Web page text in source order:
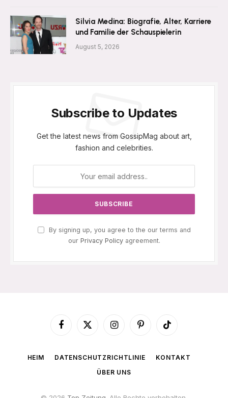
Silvia Medina: Biografie, Alter, Karriere
und Familie der Schauspielerin
August 5, 2026
Subscribe to Updates
Get the latest news from GossipMag about art,
fashion and celebrities.
By signing up, you agree to the our terms and
our Privacy Policyagreement.
Facebook
X
InstagramPinterestTikTok
HEIM DATENSCHUTZRICHTLINIE
KONTAKT
ÜBER UNS